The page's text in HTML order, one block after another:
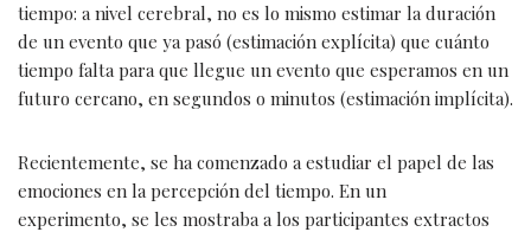
tiempo: a nivel cerebral, no es lo mismo estimar la duración
de un evento que ya pasó (estimación explícita) que cuánto
tiempo falta para que llegue un evento que esperamos en un
futuro cercano, en segundos o minutos (estimación implícita).
Recientemente, se ha comenzado a estudiar el papel de las
emociones en la percepción del tiempo. En un
experimento, se les mostraba a los participantes extractos